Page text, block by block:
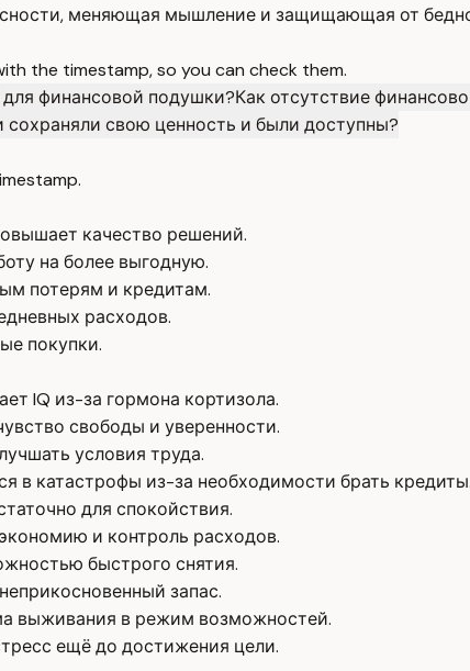
меняющая мышление и защищающая от
the timestamp, so you can check them.
финансовой подушки?Как отсутствие
свою ценность и были доступны?
качество решений.
на более выгодную.
потерям и кредитам.
расходов.
покупки.
IQ из-за гормона кортизола.
свободы и уверенности.
условия труда.
в катастрофы из-за необходимости брать
для спокойствия.
и контроль расходов.
быстрого снятия.
запас.
выживания в режим возможностей.
ещё до достижения цели.